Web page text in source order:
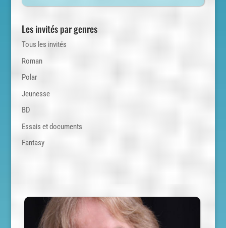
Les invités par genres
Tous les invités
Roman
Polar
Jeunesse
BD
Essais et documents
Fantasy